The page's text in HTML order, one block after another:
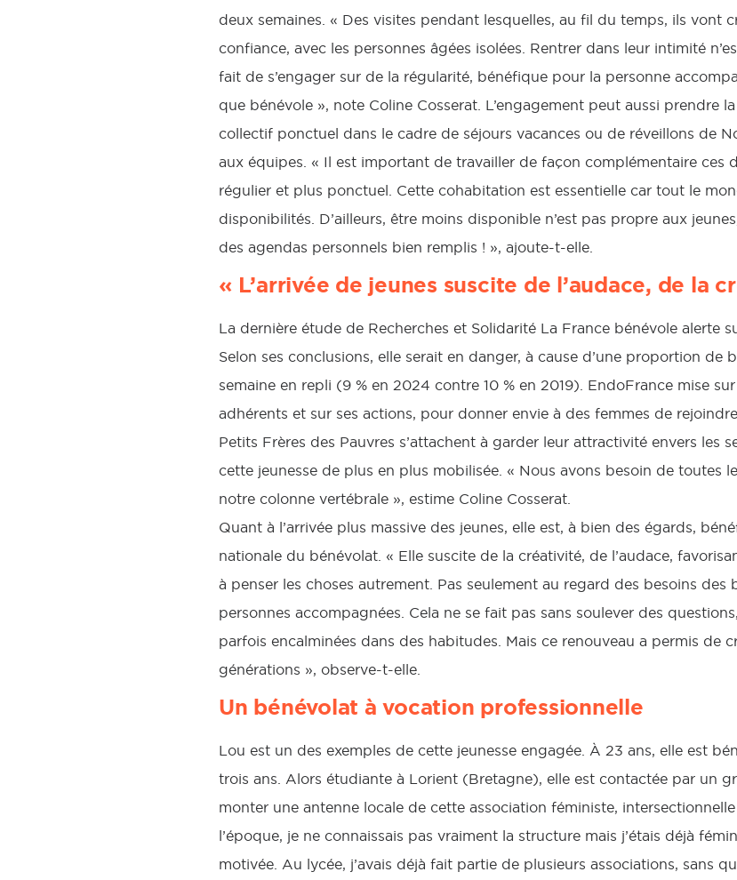
deux semaines. « Des visites pendant lesquelles, au fil du temps, ils vont
confiance, avec les personnes âgées isolées. Rentrer dans leur intimité
fait de s’engager sur de la régularité, bénéfique pour la personne
que bénévole », note Coline Cosserat. L’engagement peut aussi prendre
collectif ponctuel dans le cadre de séjours vacances ou de réveillons de
aux équipes. « Il est important de travailler de façon complémentaire ces
régulier et plus ponctuel. Cette cohabitation est essentielle car tout le
disponibilités. D’ailleurs, être moins disponible n’est pas propre aux
des agendas personnels bien remplis ! », ajoute-t-elle.
« L’arrivée de jeunes suscite de l’audace, de la
La dernière étude de Recherches et Solidarité La France bénévole alerte
Selon ses conclusions, elle serait en danger, à cause d’une proportion de
semaine en repli (9 % en 2024 contre 10 % en 2019). EndoFrance mise
adhérents et sur ses actions, pour donner envie à des femmes de
Petits Frères des Pauvres s’attachent à garder leur attractivité envers les
cette jeunesse de plus en plus mobilisée. « Nous avons besoin de toutes
notre colonne vertébrale », estime Coline Cosserat.
Quant à l’arrivée plus massive des jeunes, elle est, à bien des égards,
nationale du bénévolat. « Elle suscite de la créativité, de l’audace,
à penser les choses autrement. Pas seulement au regard des besoins des
personnes accompagnées. Cela ne se fait pas sans soulever des
parfois encalminées dans des habitudes. Mais ce renouveau a permis de
générations », observe-t-elle.
Un bénévolat à vocation professionnelle
Lou est un des exemples de cette jeunesse engagée. À 23 ans, elle est
trois ans. Alors étudiante à Lorient (Bretagne), elle est contactée par un
monter une antenne locale de cette association féministe,
l’époque, je ne connaissais pas vraiment la structure mais j’étais déjà
motivée. Au lycée, j’avais déjà fait partie de plusieurs associations, sans